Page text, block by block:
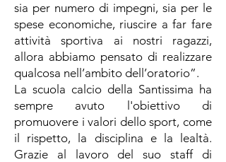
sia per numero di impegni, sia per le
spese economiche, riuscire a far fare
attività sportiva ai nostri ragazzi,
allora abbiamo pensato di realizzare
qualcosa nell’ambito dell’oratorio”.
La scuola calcio della Santissima ha
sempre avuto l'obiettivo di
promuovere i valori dello sport, come
il rispetto, la disciplina e la lealtà.
Grazie al lavoro del suo staff di